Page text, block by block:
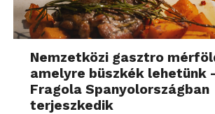
Nemzetközi gasztro
amelyre büszkék lehetünk
Fragola Spanyolországban
terjeszkedik